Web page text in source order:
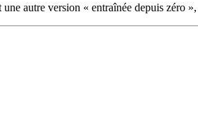
autre version « entraînée depuis zéro